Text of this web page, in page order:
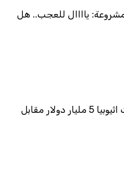
ياااال للعجب.. هل
السد مشروع إسرائيلي قبضت اثيوبيا 5 مليار دولار مقابل